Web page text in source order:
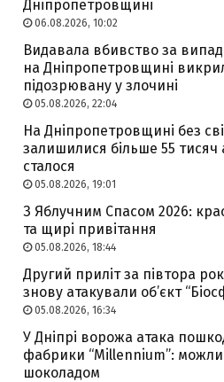
Дніпропетровщині
06.08.2026, 10:02
Видавала вбивство за
на Дніпропетровщині
підозрювану у злочині
05.08.2026, 22:04
На Дніпропетровщині без
залишилися більше 55 тисяч
сталося
05.08.2026, 19:01
З Яблучним Спасом 2026:
та щирі привітання
05.08.2026, 18:44
Другий приліт за півтора
знову атакували об’єкт
05.08.2026, 16:34
У Дніпрі ворожа атака
фабрики “Millennium”:
шоколадом